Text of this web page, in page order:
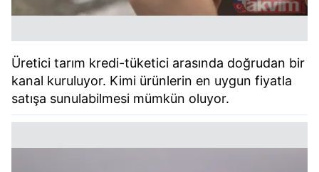
Üretici tarım kredi-tüketici arasında doğrudan bir
kanal kuruluyor. Kimi ürünlerin en uygun fiyatla
satışa sunulabilmesi mümkün oluyor.